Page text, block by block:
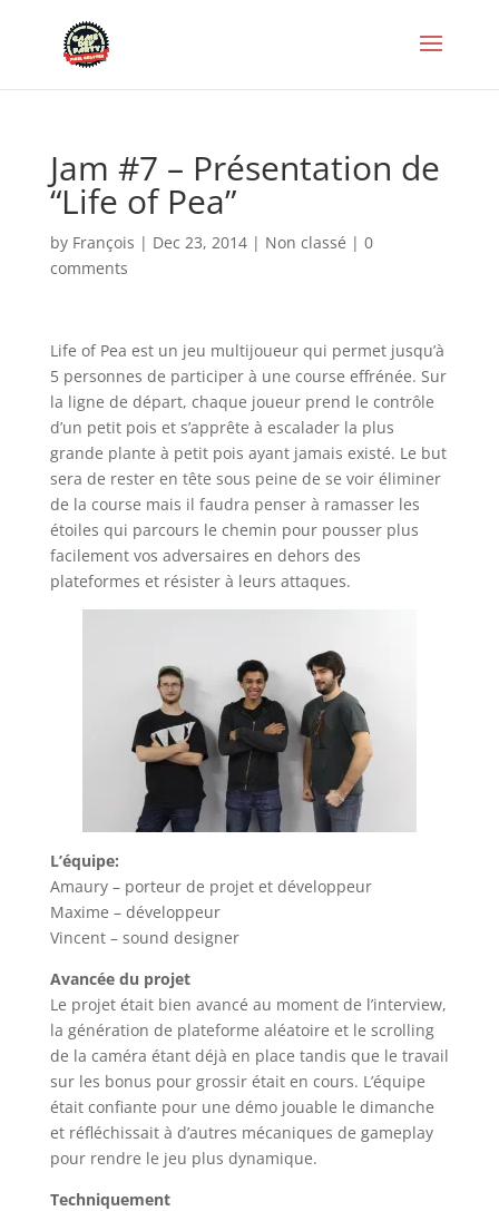
Jam #7 – Présentation de
“Life of Pea”
by François | Dec 23, 2014| Non classé | 0
comments
Life of Pea est un jeu multijoueur qui permet jusqu’à
5 personnes de participer à une course effrénée. Sur
la ligne de départ, chaque joueur prend le contrôle
d’un petit pois et s’apprête à escalader la plus
grande plante à petit pois ayant jamais existé. Le but
sera de rester en tête sous peine de se voir éliminer
de la course mais il faudra penser à ramasser les
étoiles qui parcours le chemin pour pousser plus
facilement vos adversaires en dehors des
plateformes et résister à leurs attaques.
L’équipe:
Amaury – porteur de projet et développeur
Maxime – développeur
Vincent – sound designer
Avancée du projet
Le projet était bien avancé au moment de l’interview,
la génération de plateforme aléatoire et le scrolling
de la caméra étant déjà en place tandis que le travail
sur les bonus pour grossir était en cours. L’équipe
était confiante pour une démo jouable le dimanche
et réfléchissait à d’autres mécaniques de gameplay
pour rendre le jeu plus dynamique.
Techniquement